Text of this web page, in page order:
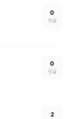
0
댓글
0
댓글
2